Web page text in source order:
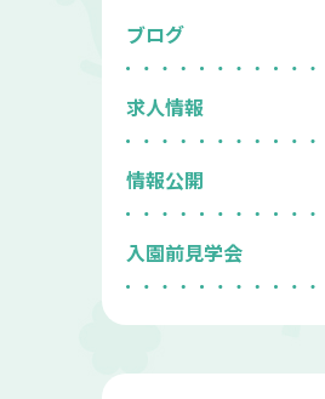
ブログ
求人情報
情報公開
入園前見学会